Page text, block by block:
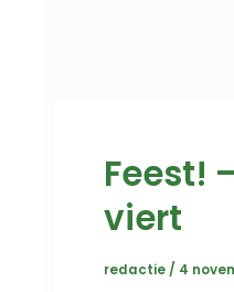
Feest!
viert
redactie / 4